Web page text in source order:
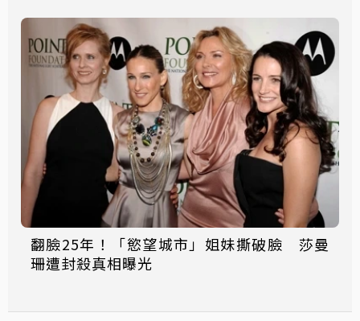
翻臉25年！「慾望城市」姐妹撕破臉 莎曼
珊遭封殺真相曝光